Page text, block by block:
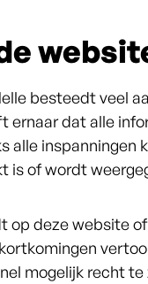
besteedt veel
ernaar dat alle
alle
is of wordt
op deze website
mogelijk recht